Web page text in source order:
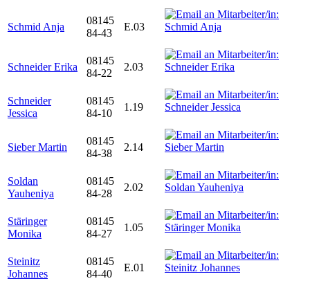
Schmid Anja
08145
84-43
E.03
Schneider Erika
08145
84-22
2.03
Schneider
Jessica
08145
84-10
1.19
Sieber Martin
08145
84-38
2.14
Soldan
Yauheniya
08145
84-28
2.02
Stäringer
Monika
08145
84-27
1.05
Steinitz
Johannes
08145
84-40
E.01